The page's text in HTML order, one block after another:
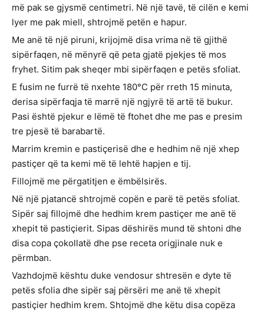
më pak se gjysmë centimetri. Në një tavë, të cilën e kemi
lyer me pak miell, shtrojmë petën e hapur.
Me anë të një piruni, krijojmë disa vrima në të gjithë
sipërfaqen, në mënyrë që peta gjatë pjekjes të mos
fryhet. Sitim pak sheqer mbi sipërfaqen e petës sfoliat.
E fusim ne furrë të nxehte 180°C për rreth 15 minuta,
derisa sipërfaqja të marrë një ngjyrë të artë të bukur.
Pasi është pjekur e lëmë të ftohet dhe me pas e presim
tre pjesë të barabartë.
Marrim kremin e pastiçerisë dhe e hedhim në një xhep
pastiçer që ta kemi më të lehtë hapjen e tij.
Fillojmë me përgatitjen e ëmbëlsirës.
Në një pjatancë shtrojmë copën e parë të petës sfoliat.
Sipër saj fillojmë dhe hedhim krem pastiçer me anë të
xhepit të pastiçierit. Sipas dëshirës mund të shtoni dhe
disa copa çokollatë dhe pse receta origjinale nuk e
përmban.
Vazhdojmë kështu duke vendosur shtresën e dyte të
petës sfolia dhe sipër saj përsëri me anë të xhepit
pastiçier hedhim krem. Shtojmë dhe këtu disa copëza